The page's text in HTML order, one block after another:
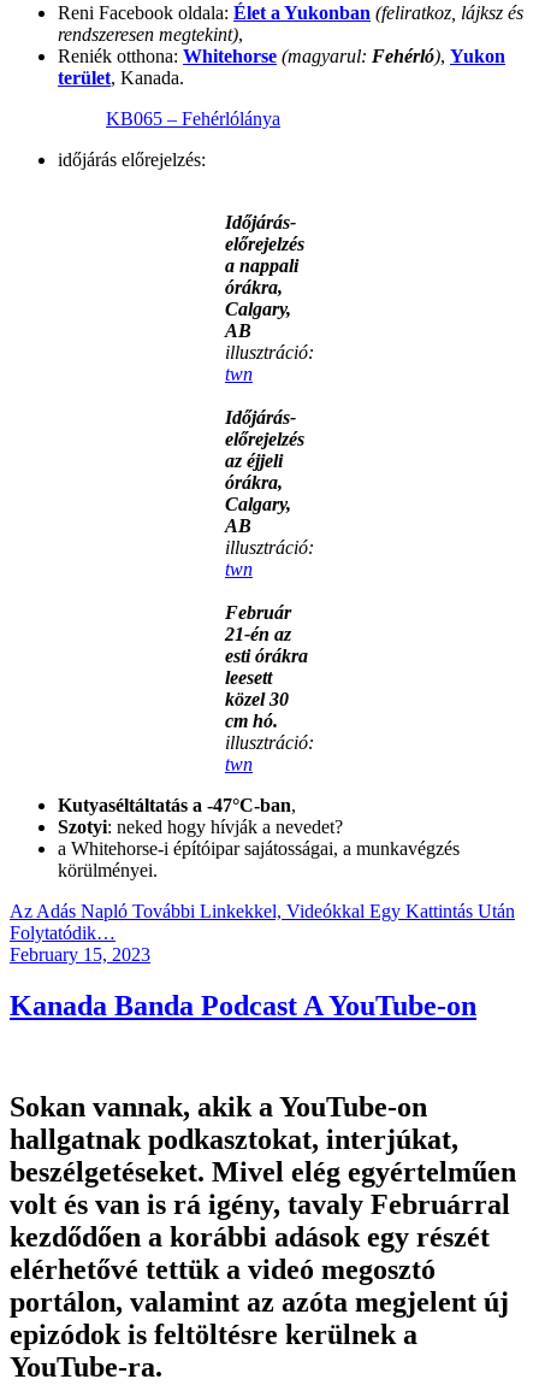
Reni Facebook oldala: Élet a Yukonban (feliratkoz, lájksz és
rendszeresen megtekint),
Reniék otthona: Whitehorse (magyarul: Fehérló), Yukon
terület, Kanada.
KB065 – Fehérlólánya
időjárás előrejelzés:
Időjárás-
előrejelzés
a nappali
órákra,
Calgary,
AB
illusztráció:
twn
Időjárás-
előrejelzés
az éjjeli
órákra,
Calgary,
AB
illusztráció:
twn
Február
21-én az
esti órákra
leesett
közel 30
cm hó.
illusztráció:
twn
Kutyaséltáltatás a -47°C-ban,
Szotyi: neked hogy hívják a nevedet?
a Whitehorse-i építóipar sajátosságai, a munkavégzés
körülményei.
Az Adás Napló További Linkekkel, Videókkal Egy Kattintás Után
Folytatódik…
Posted
February 15, 2023
Kanada Banda Podcast A YouTube-on
Sokan vannak, akik a YouTube-on
hallgatnak podkasztokat, interjúkat,
beszélgetéseket. Mivel elég egyértelműen
volt és van is rá igény, tavaly Februárral
kezdődően a korábbi adások egy részét
elérhetővé tettük a videó megosztó
portálon, valamint az azóta megjelent új
epizódok is feltöltésre kerülnek a
YouTube-ra.